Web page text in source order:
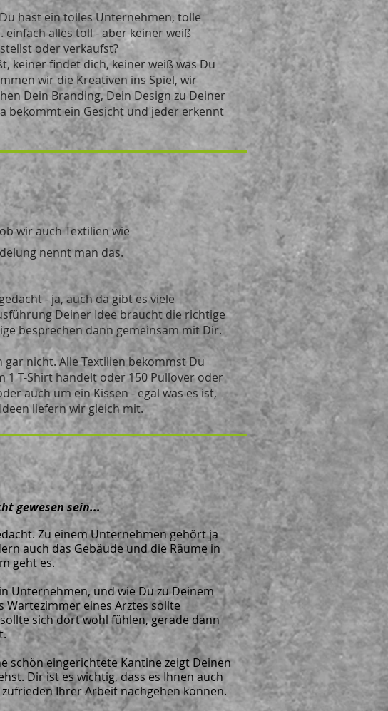
hast ein tolles Unternehmen, tolle
alles toll - aber keiner weiß
oder verkaufst?
keiner findet dich, keiner weiß was Du
wir die Kreativen ins Spiel, wir
Dein Branding, Dein Design zu Deiner
bekommt ein Gesicht und jeder erkennt
wir auch Textilien wie
nennt man das.
- ja, auch da gibt es viele
Deiner Idee braucht die richtige
besprechen dann gemeinsam mit Dir.
nicht. Alle Textilien bekommst Du
1 T-Shirt handelt oder 150 Pullover oder
auch um ein Kissen - egal was es ist,
liefern wir gleich mit.
gewesen sein...
Zu einem Unternehmen gehört ja
auch das Gebäude und die Räume in
geht es.
Unternehmen, und wie Du zu Deinem
eines Arztes sollte
sich dort wohl fühlen, gerade dann
schön eingerichtete Kantine zeigt Deinen
Dir ist es wichtig, dass es Ihnen auch
Ihrer Arbeit nachgehen können.